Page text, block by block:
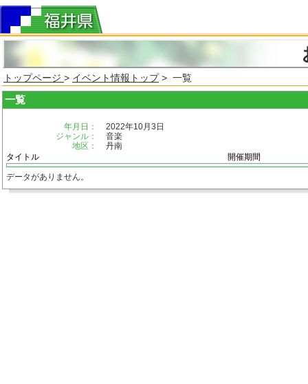
トップページ > イベント情報トップ> 一覧
一覧
年月日：
2022年10月3日
ジャンル：
音楽
地区：
丹南
タイトル
開催期間
データがありません。